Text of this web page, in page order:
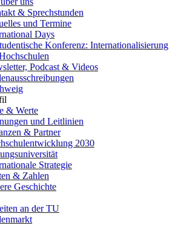
& Sprechstunden
und Termine
Days
Konferenz: Internationalisierung
Podcast & Videos
& Werte
und Leitlinien
& Partner
2030
Strategie
& Zahlen
Geschichte
an der TU